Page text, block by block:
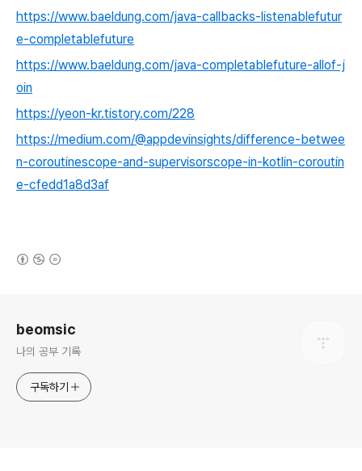
https://www.baeldung.com/java-callbacks-listenablefutur
e-completablefuture
https://www.baeldung.com/java-completablefuture-allof-j
oin
https://yeon-kr.tistory.com/228
https://medium.com/@appdevinsights/difference-betwee
n-coroutinescope-and-supervisorscope-in-kotlin-coroutin
e-cfedd1a8d3af
beomsic
나의 공부 기록
구독하기